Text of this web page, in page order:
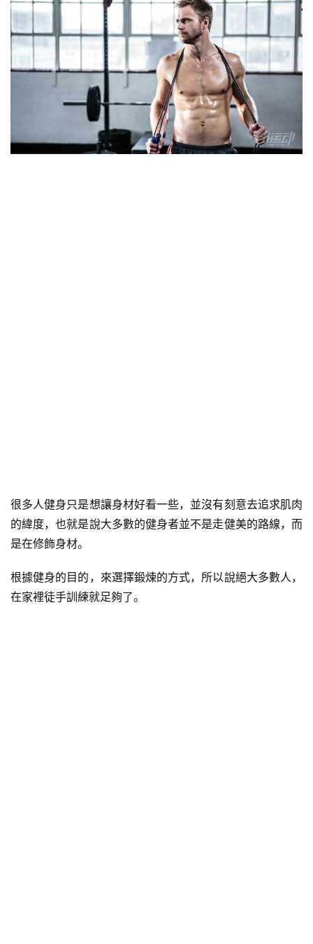
很多人健身只是想讓身材好看一些，並沒有刻意去追求肌肉
的緯度，也就是說大多數的健身者並不是走健美的路線，而
是在修飾身材。
根據健身的目的，來選擇鍛煉的方式，所以說絕大多數人，
在家裡徒手訓練就足夠了。